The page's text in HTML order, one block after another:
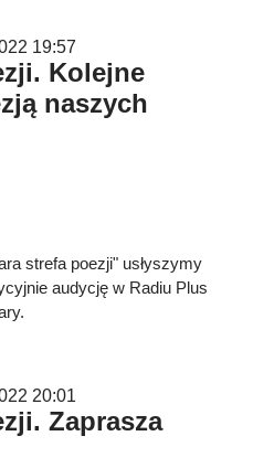
19:57
Kolejne
naszych
strefa poezji" usłyszymy
audycję w Radiu Plus
20:01
Zaprasza